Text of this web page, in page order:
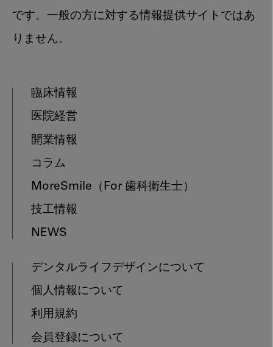
です。一般の方に対する情報提供サイトではあ
りません。
臨床情報
医院経営
開業情報
コラム
MoreSmile （For 歯科衛生士）
技工情報
NEWS
デンタルライフデザインについて
個人情報について
利用規約
会員登録について